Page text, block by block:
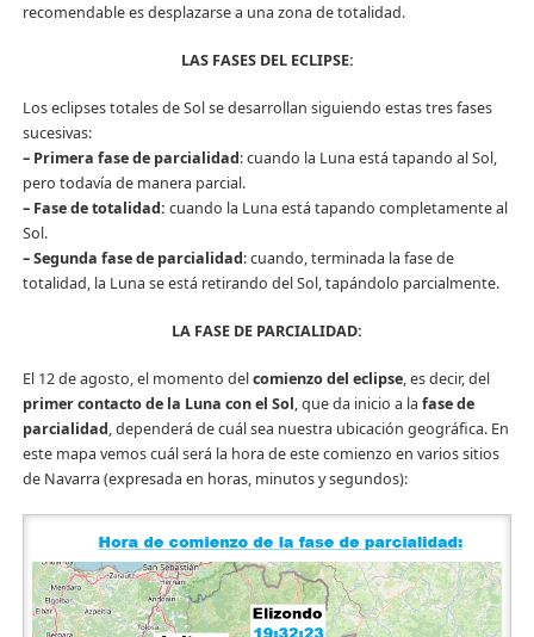
recomendable es desplazarse a una zona de totalidad.
LAS FASES DEL ECLIPSE:
Los eclipses totales de Sol se desarrollan siguiendo estas tres fases
sucesivas:
– Primera fase de parcialidad: cuando la Luna está tapando al Sol,
pero todavía de manera parcial.
– Fase de totalidad: cuando la Luna está tapando completamente al
Sol.
– Segunda fase de parcialidad: cuando, terminada la fase de
totalidad, la Luna se está retirando del Sol, tapándolo parcialmente.
LA FASE DE PARCIALIDAD:
El 12 de agosto, el momento delcomienzo del eclipse, es decir, del
primer contacto de la Luna con el Sol, que da inicio a la fase de
parcialidad, dependerá de cuál sea nuestra ubicación geográfica. En
este mapa vemos cuál será la hora de este comienzo en varios sitios
de Navarra (expresada en horas, minutos y segundos):